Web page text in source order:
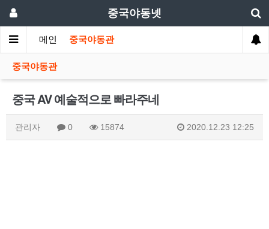
중국야동넷
메인 중국야동관
중국야동관
중국 AV 예술적으로 빠라주네
관리자 0 15874 2020.12.23 12:25